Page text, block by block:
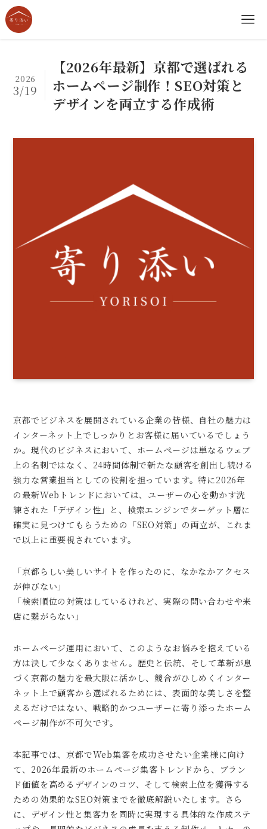
【2026年最新】京都で選ばれる
ホームページ制作！SEO対策と
デザインを両立する作成術
2026
3/19
京都でビジネスを展開されている企業の皆様、自社の魅力は
インターネット上でしっかりとお客様に届いているでしょう
か。現代のビジネスにおいて、ホームページは単なるウェブ
上の名刺ではなく、24時間体制で新たな顧客を創出し続ける
強力な営業担当としての役割を担っています。特に2026年
の最新Webトレンドにおいては、ユーザーの心を動かす洗
練された「デザイン性」と、検索エンジンでターゲット層に
確実に見つけてもらうための「SEO対策」の両立が、これま
で以上に重要視されています。
「京都らしい美しいサイトを作ったのに、なかなかアクセス
が伸びない」
「検索順位の対策はしているけれど、実際の問い合わせや来
店に繋がらない」
ホームページ運用において、このようなお悩みを抱えている
方は決して少なくありません。歴史と伝統、そして革新が息
づく京都の魅力を最大限に活かし、競合がひしめくインター
ネット上で顧客から選ばれるためには、表面的な美しさを整
えるだけではない、戦略的かつユーザーに寄り添ったホーム
ページ制作が不可欠です。
本記事では、京都でWeb集客を成功させたい企業様に向け
て、2026年最新のホームページ集客トレンドから、ブラン
ド価値を高めるデザインのコツ、そして検索上位を獲得する
ための効果的なSEO対策までを徹底解説いたします。さら
に、デザイン性と集客力を同時に実現する具体的な作成ステ